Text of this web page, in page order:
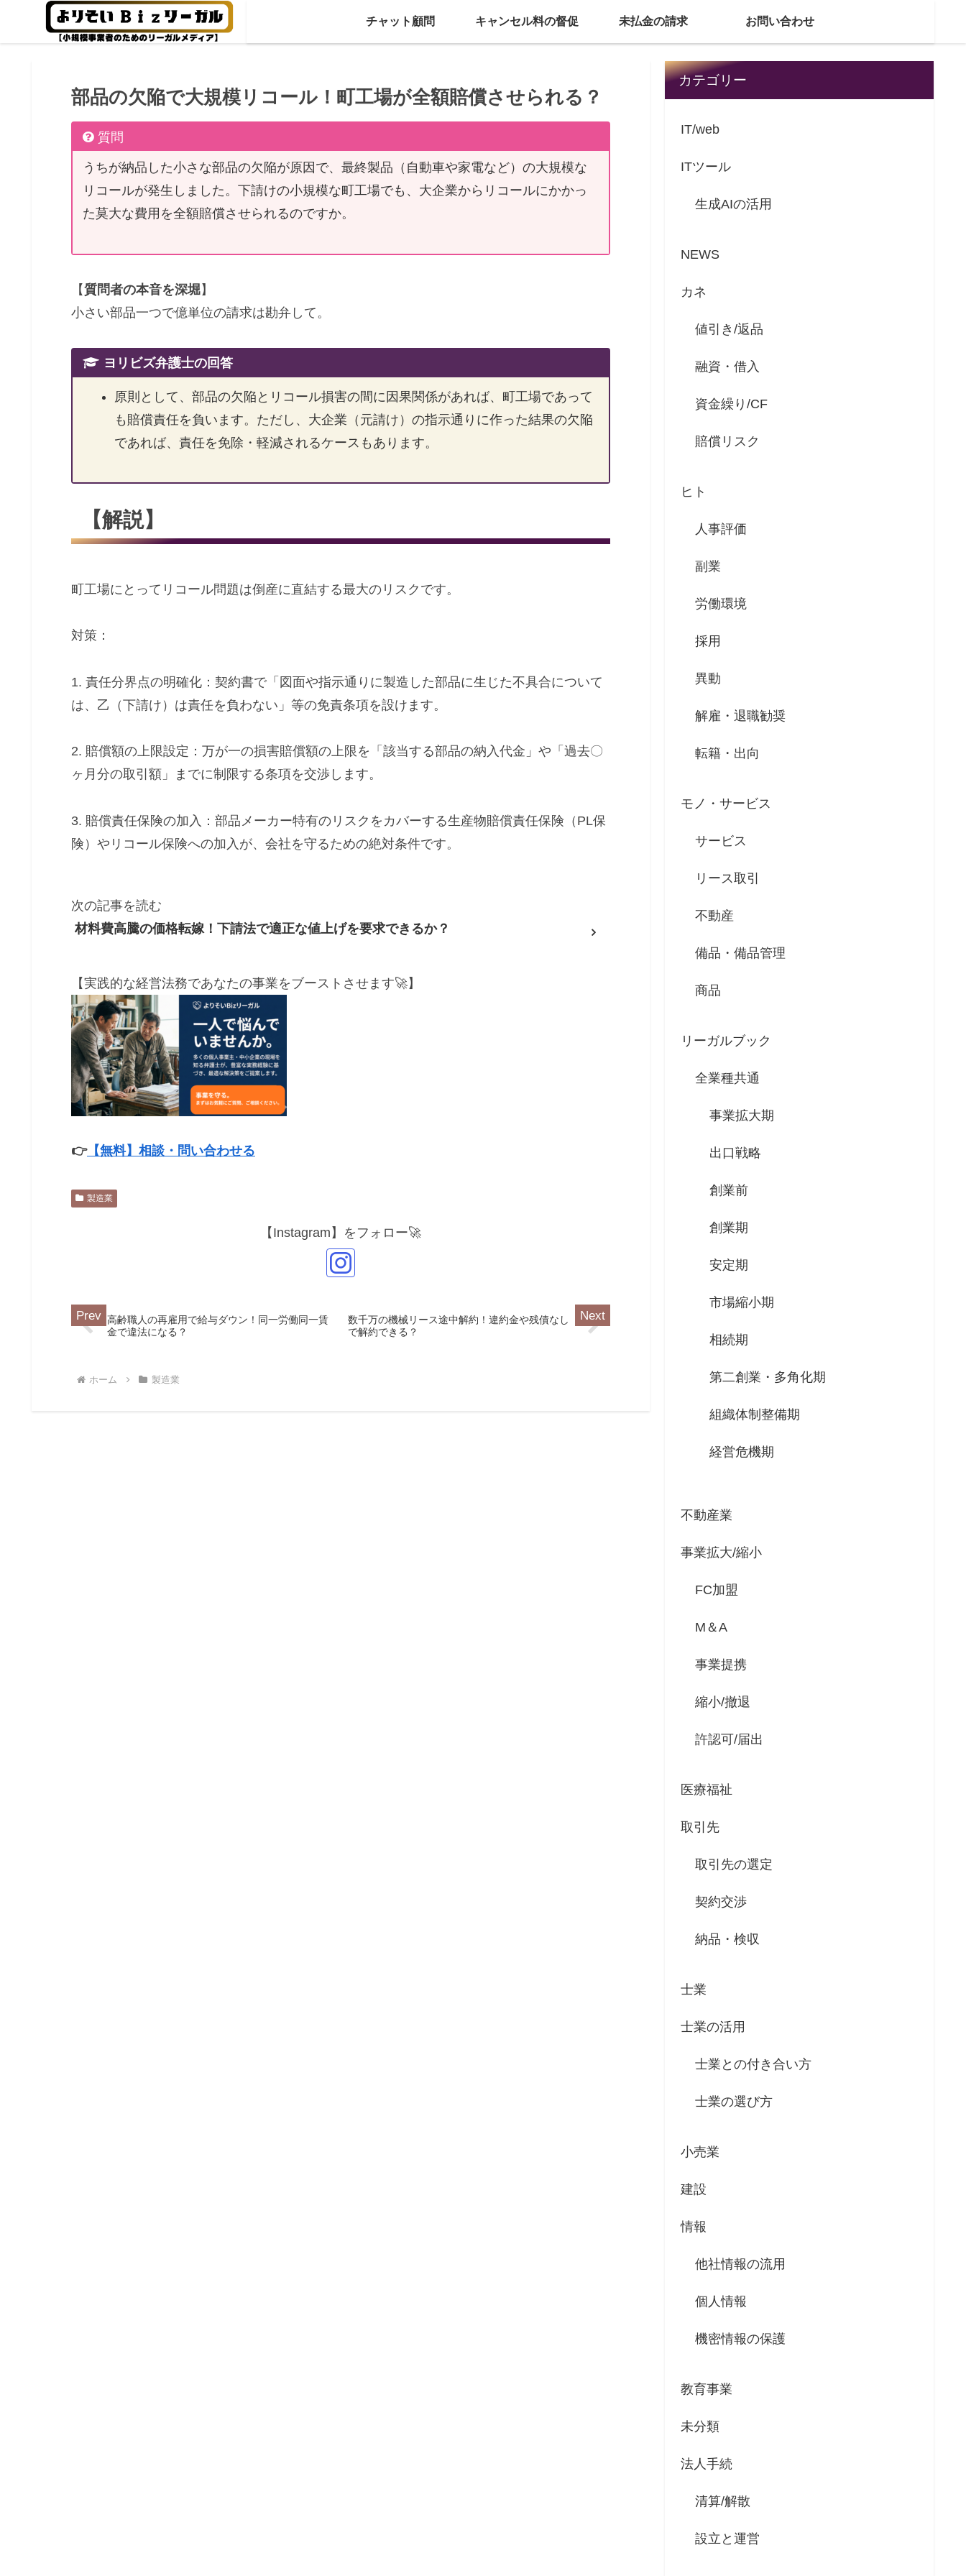
チャット顧問 キャンセル料の督促 未払金の請求 お問い合わせ
部品の欠陥で大規模リコール！町工場が全額賠償させられる？
質問
うちが納品した小さな部品の欠陥が原因で、最終製品（自動車や家電など）の大規模な
リコールが発生しました。下請けの小規模な町工場でも、大企業からリコールにかかっ
た莫大な費用を全額賠償させられるのですか。
【質問者の本音を深堀】
小さい部品一つで億単位の請求は勘弁して。
ヨリビズ弁護士の回答
原則として、部品の欠陥とリコール損害の間に因果関係があれば、町工場であって
も賠償責任を負います。ただし、大企業（元請け）の指示通りに作った結果の欠陥
であれば、責任を免除・軽減されるケースもあります。
【解説】
町工場にとってリコール問題は倒産に直結する最大のリスクです。
対策：
1. 責任分界点の明確化：契約書で「図面や指示通りに製造した部品に生じた不具合について
は、乙（下請け）は責任を負わない」等の免責条項を設けます。
2. 賠償額の上限設定：万が一の損害賠償額の上限を「該当する部品の納入代金」や「過去〇
ヶ月分の取引額」までに制限する条項を交渉します。
3. 賠償責任保険の加入：部品メーカー特有のリスクをカバーする生産物賠償責任保険（PL保
険）やリコール保険への加入が、会社を守るための絶対条件です。
次の記事を読む
材料費高騰の価格転嫁！下請法で適正な値上げを要求できるか？
【実践的な経営法務であなたの事業をブーストさせます🚀】
👉【無料】相談・問い合わせる
製造業
【Instagram】をフォロー🚀
高齢職人の再雇用で給与ダウン！同一労働同一賃
金で違法になる？
数千万の機械リース途中解約！違約金や残債なし
で解約できる？
ホーム 製造業
カテゴリー
IT/web
ITツール
生成AIの活用
NEWS
カネ
値引き/返品
融資・借入
資金繰り/CF
賠償リスク
ヒト
人事評価
副業
労働環境
採用
異動
解雇・退職勧奨
転籍・出向
モノ・サービス
サービス
リース取引
不動産
備品・備品管理
商品
リーガルブック
全業種共通
事業拡大期
出口戦略
創業前
創業期
安定期
市場縮小期
相続期
第二創業・多角化期
組織体制整備期
経営危機期
不動産業
事業拡大/縮小
FC加盟
M＆A
事業提携
縮小/撤退
許認可/届出
医療福祉
取引先
取引先の選定
契約交渉
納品・検収
士業
士業の活用
士業との付き合い方
士業の選び方
小売業
建設
情報
他社情報の流用
個人情報
機密情報の保護
教育事業
未分類
法人手続
清算/解散
設立と運営